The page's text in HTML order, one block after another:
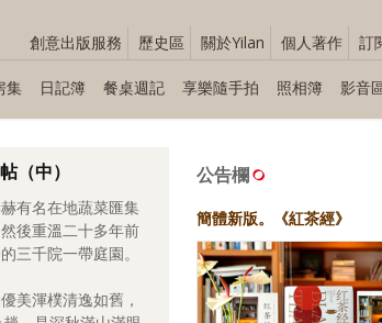
創意出版服務 歷史區 關於Yilan 個人著作 訂
集 日記簿 餐桌週記 享樂隨手拍 照相簿 影音
（中）
有名在地蔬菜匯集
後重溫二十多年前
三千院一帶庭園。
美渾樸清逸如舊，
公告欄
簡體新版。《紅茶經》